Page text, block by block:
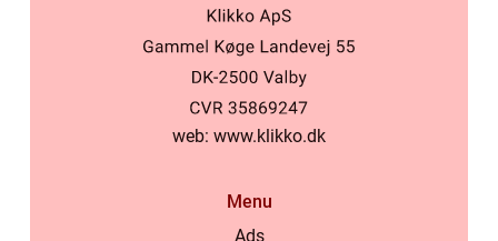
web: www.klikko.dk
Menu
Ads